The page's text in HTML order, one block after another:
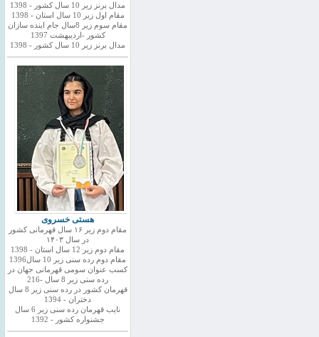
مدال برنز زیر 10 سال کشور - 1398
مقام اول زیر 10 سال استان - 1398
مقام سوم زیر 8سال جام اینده سازان
کشور -اردیبهشت 1397
مدال برنز زیر 10 سال کشور - 1398
هستی خسروی
مقام دوم زیر ۱۶ سال قهرمانی کشور
در سال ۱۴۰۳
مقام دوم زیر 12 سال استان - 1398
مقام دوم رده سنی زیر 10 سال1396
کسب عنوان سومی قهرمانی جهان در
رده سنی زیر 8 سال -216
قهرمان کشور در رده سنی زیر 8 سال
دختران - 1394
نایب قهرمان رده سنی زیر 6 سال
جشنواره کشور - 1392